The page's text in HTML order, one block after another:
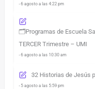
- 6 agosto a las 4:22 pm
🗂️Programas de Escuela
TERCER Trimestre – UMI
- 6 agosto a las 10:30 am
32 Historias de Jesús
- 5 agosto a las 5:59 pm